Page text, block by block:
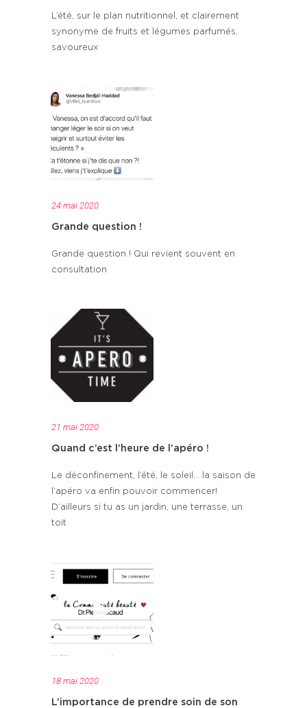
L’été, sur le plan nutritionnel, et clairement
synonyme de fruits et légumes parfumés,
savoureux
24 mai 2020
Grande question !
Grande question ! Qui revient souvent en
consultation
21 mai 2020
Quand c’est l’heure de l’apéro !
Le déconfinement, l’été, le soleil… la saison de
l’apéro va enfin pouvoir commencer!
D’ailleurs si tu as un jardin, une terrasse, un
toit
18 mai 2020
L’importance de prendre soin de son